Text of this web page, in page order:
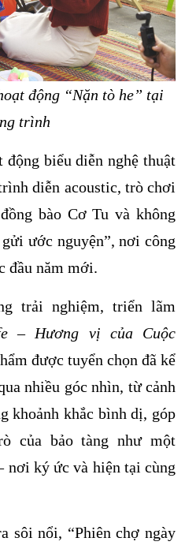
động “Nặn tò he” tại
trình
động biểu diễn nghệ thuật
diễn acoustic, trò chơi
bào Cơ Tu và không
ước nguyện”, nơi công
đầu năm mới.
trải nghiệm, triển lãm
– Hương vị của Cuộc
được tuyển chọn đã kể
nhiều góc nhìn, từ cảnh
khoảnh khắc bình dị, góp
của bảo tàng như một
nơi ký ức và hiện tại cùng
sôi nổi, “Phiên chợ ngày